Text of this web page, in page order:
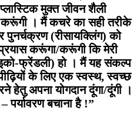
मुक्त जीवन शैली
। मैं कचरे का सही तरीके
(रीसायक्लिंग) को
करूंगा/करूंगी कि मेरी
फ्रेंडली) हो । मैं यह संकल्प
के लिए एक स्वस्थ, स्वच्छ
हेतु अपना योगदान दूंगा/दूंगी ।
पर्यावरण बचाना है !”